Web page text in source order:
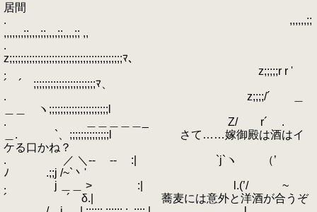
居間
. ,,,,,,;;
,,,,,,,;;,,,,;;,,,,;;,,,,;; ,,
.
z;;;;;;;;;;;;;;;;;;;;;;;;;;;;;;;;;;;;;;;;ﾏ、
. z;;;;;r r '
´ ´ゝ;;;;;;;;;;;;;;;;;;;;;;ﾏ、
. z;;;;/´ ＿
＿＿ ヽ;;;;;;;;;;;;;;;;;;;;;l
. ＿＿＿＿＿_ Z/ r´ .
＿. `、;;;;;;;;;;;;;;l さて……嫁御殿は酒はイ
ケる口かね？
. ／ ＼-- -- :| `j`ヽ （’
ﾉ .;;j /~`丶'
. j ＿＿ > :| l.(’/ ~
´ ´ δ.| 蕎麦には意外と洋酒が合うぞ